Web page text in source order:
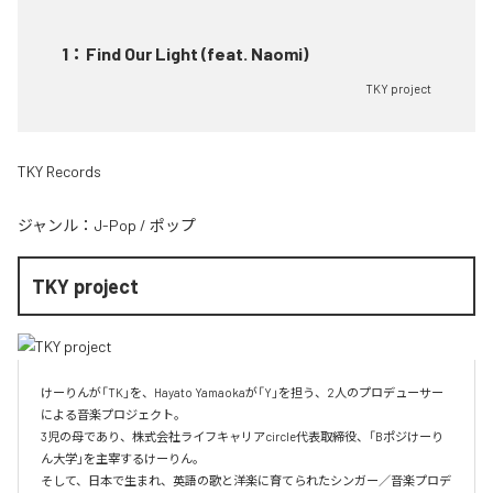
1 ： Find Our Light (feat. Naomi)
TKY project
TKY Records
ジャンル： J-Pop / ポップ
TKY project
けーりんが「TK」を、Hayato Yamaokaが「Y」を担う、2人のプロデューサー
による音楽プロジェクト。
3児の母であり、株式会社ライフキャリアcircle代表取締役、「Bポジけーり
ん大学」を主宰するけーりん。
そして、日本で生まれ、英語の歌と洋楽に育てられたシンガー／音楽プロデ